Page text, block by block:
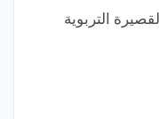
التربوية